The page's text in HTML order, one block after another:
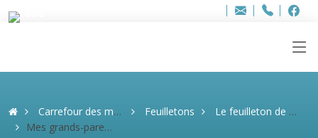
Adresse
info..hâthe..
Tel.
Tel.
Carrefour des mémoires Feuilletons
Le feuilleton de Suzanne
Mes grands-parents (Suzanne R.)